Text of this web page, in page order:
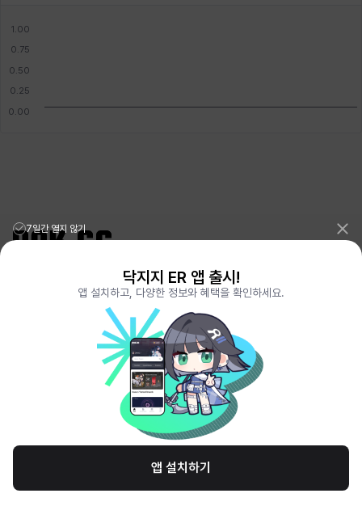
리그오브레전드 전적검색 포로지지PORO.GG
전략적팀전투 TFT 전적검색 롤체지지 LOLCHESS.GG
메이플스토리 종합통계MAPLE.GG
VALORANT.DAK.GG
배틀그라운드 전적검색PUBG.DAK.GG
이터널 리턴 전적검색ER.DAK.GG
GENSHIN.DAK.GG
DEADLOCK.DAK.GG
서비스 이용 약관 개인정보 취급방침 제휴 문의 고객센터 채용
© All Rights Reserved. Hosted by PlayXP Inc. Eternal Return and all related
logos are trademarks of Nimble Neuron, inc. or its affiliates.
7일간 열지 않기
닥지지 ER 앱 출시!
앱 설치하고, 다양한 정보와 혜택을 확인하세요.
앱 설치하기